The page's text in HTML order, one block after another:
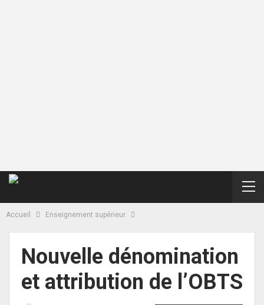
Accueil Enseignement supérieur
Nouvelle dénomination
et attribution de l’OBTS